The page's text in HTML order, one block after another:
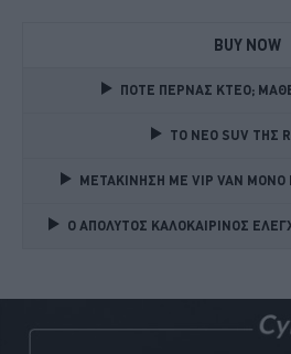
BUY NOW
ΠΟΤΕ ΠΕΡΝΑΣ ΚΤΕΟ;
TO NEO SUV ΤΗΣ
ΜΕΤΑΚΙΝΗΣΗ ΜΕ VIP VAN
Ο ΑΠΟΛΥΤΟΣ ΚΑΛΟΚΑΙΡΙΝΟΣ